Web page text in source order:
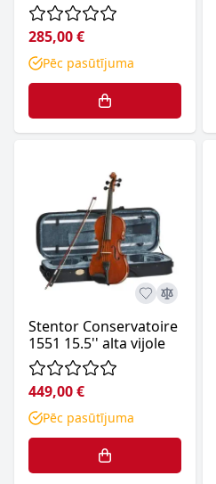
285,00 €
Pēc pasūtījuma
Stentor Conservatoire
1551 15.5'' alta vijole
449,00 €
Pēc pasūtījuma